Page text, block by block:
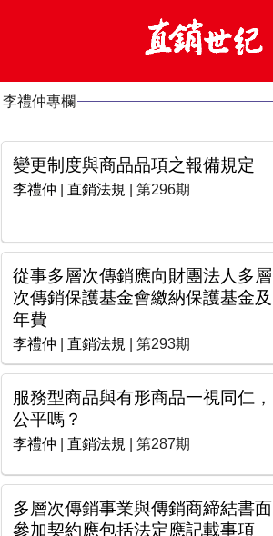
李禮仲專欄
變更制度與商品品項之報備規定
李禮仲 直銷法規 | 第296期
從事多層次傳銷應向財團法人多層
次傳銷保護基金會繳納保護基金及
年費
李禮仲 直銷法規 | 第293期
服務型商品與有形商品一視同仁，
公平嗎？
李禮仲 直銷法規 | 第287期
多層次傳銷事業與傳銷商締結書面
參加契約應包括法定應記載事項